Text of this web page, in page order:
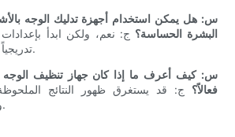
س: هل يمكن استخدام أجهزة تدليك الوجه
البشرة الحساسة؟ ج: نعم، ولكن ابدأ
تدريجياً مع اعتيادك على العلاج.
س: كيف أعرف ما إذا كان جهاز تنظيف الوجه
فعالاً؟ ج: قد يستغرق ظهور النتائج الملحوظة
والصبر أمران أساسيان.